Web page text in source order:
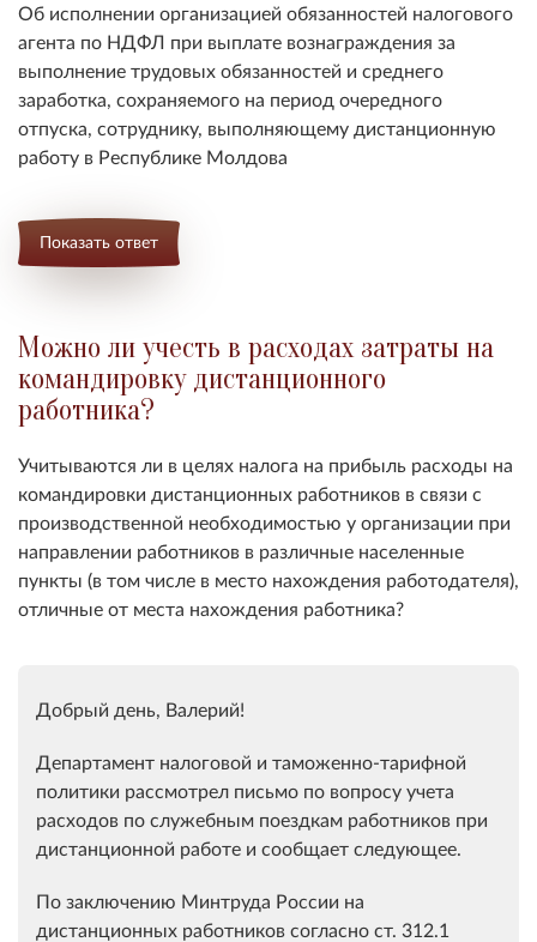
Об исполнении организацией обязанностей налогового
агента по НДФЛ при выплате вознаграждения за
выполнение трудовых обязанностей и среднего
заработка, сохраняемого на период очередного
отпуска, сотруднику, выполняющему дистанционную
работу в Республике Молдова
Показать ответ
Можно ли учесть в расходах затраты на
командировку дистанционного
работника?
Учитываются ли в целях налога на прибыль расходы на
командировки дистанционных работников в связи с
производственной необходимостью у организации при
направлении работников в различные населенные
пункты (в том числе в место нахождения работодателя),
отличные от места нахождения работника?
Добрый день, Валерий!
Департамент налоговой и таможенно-тарифной
политики рассмотрел письмо по вопросу учета
расходов по служебным поездкам работников при
дистанционной работе и сообщает следующее.
По заключению Минтруда России на
дистанционных работников согласно ст. 312.1